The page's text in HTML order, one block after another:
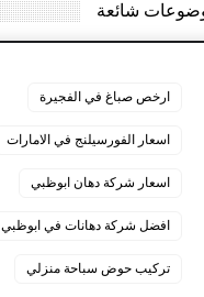
شائعة
ارخص صباغ في الفجيرة
اسعار الفورسيلنج في الامارات
اسعار شركة دهان ابوظبي
افضل شركة دهانات في ابوظبي
تركيب حوض سباحة منزلي